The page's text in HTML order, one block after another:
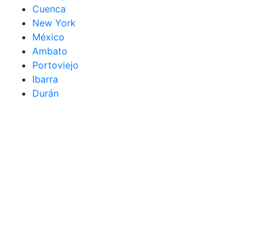
Cuenca
New York
México
Ambato
Portoviejo
Ibarra
Durán